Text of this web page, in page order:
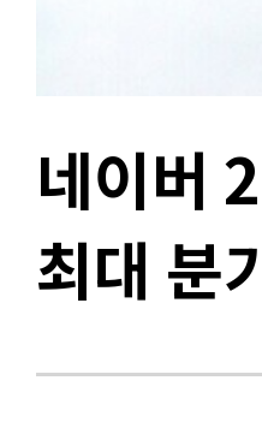
네이버
최대 분